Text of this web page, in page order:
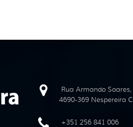
Rua Armando
4690-369 Nespereira
+351 256 841 006